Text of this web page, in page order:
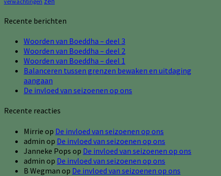
Recente berichten
Woorden van Boeddha – deel 3
Woorden van Boeddha – deel 2
Woorden van Boeddha – deel 1
Balanceren tussen grenzen bewaken en uitdaging
aangaan
De invloed van seizoenen op ons
Recente reacties
Mirrie op De invloed van seizoenen op ons
admin op De invloed van seizoenen op ons
Janneke Pops op De invloed van seizoenen op ons
admin op De invloed van seizoenen op ons
B Wegman op De invloed van seizoenen op ons